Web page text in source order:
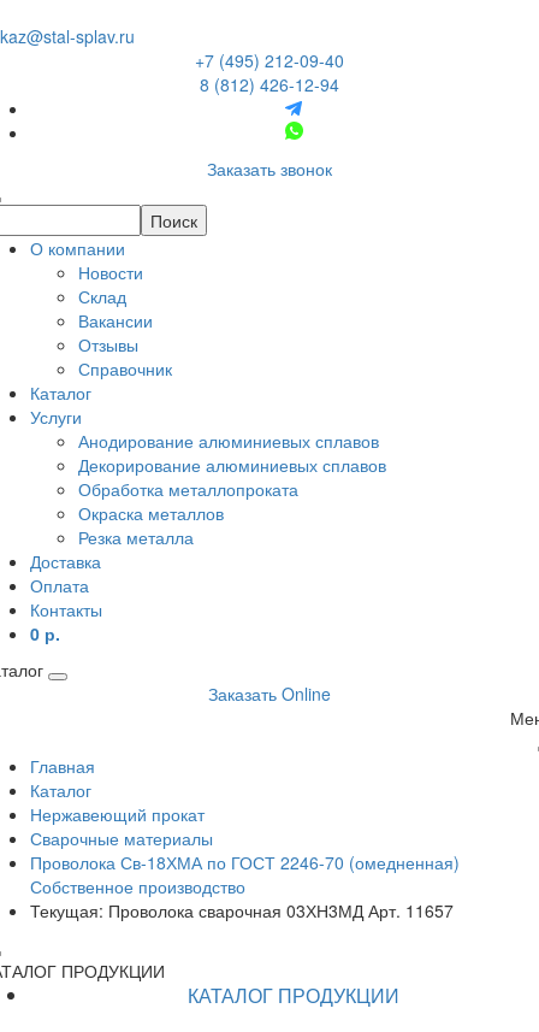
splav.ru
+7 (495) 212-09-40
8 (812) 426-12-94
Заказать звонок
О компании
Новости
Склад
Вакансии
Отзывы
Справочник
Каталог
Услуги
Анодирование алюминиевых сплавов
Декорирование алюминиевых сплавов
Обработка металлопроката
Окраска металлов
Резка металла
Доставка
Оплата
Контакты
0 р.
Заказать Online
Главная
Каталог
Нержавеющий прокат
Сварочные материалы
Проволока Св-18ХМА по ГОСТ 2246-70 (омедненная)
Собственное производство
Текущая: Проволока сварочная 03ХН3МД Арт. 11657
ПРОДУКЦИИ
КАТАЛОГ ПРОДУКЦИИ